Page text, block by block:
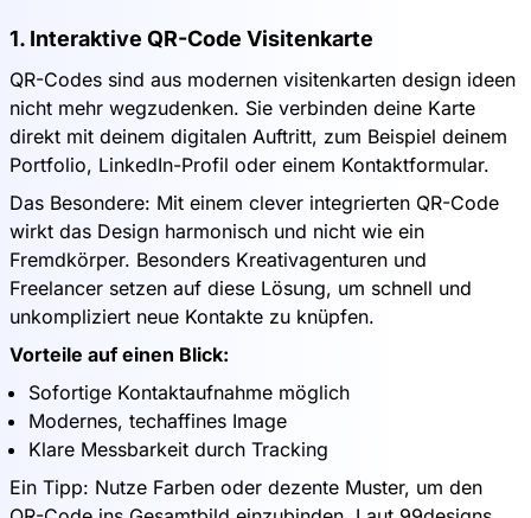
1. Interaktive QR-Code Visitenkarte
QR-Codes sind aus modernen visitenkarten design ideen
nicht mehr wegzudenken. Sie verbinden deine Karte
direkt mit deinem digitalen Auftritt, zum Beispiel deinem
Portfolio, LinkedIn-Profil oder einem Kontaktformular.
Das Besondere: Mit einem clever integrierten QR-Code
wirkt das Design harmonisch und nicht wie ein
Fremdkörper. Besonders Kreativagenturen und
Freelancer setzen auf diese Lösung, um schnell und
unkompliziert neue Kontakte zu knüpfen.
Vorteile auf einen Blick:
Sofortige Kontaktaufnahme möglich
Modernes, techaffines Image
Klare Messbarkeit durch Tracking
Ein Tipp: Nutze Farben oder dezente Muster, um den